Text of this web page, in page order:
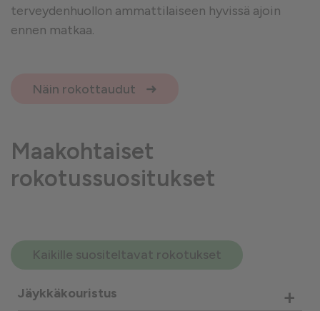
terveydenhuollon ammattilaiseen hyvissä ajoin
ennen matkaa.
Näin rokottaudut
Maakohtaiset
rokotussuositukset
Kaikille suositeltavat rokotukset
Jäykkäkouristus +